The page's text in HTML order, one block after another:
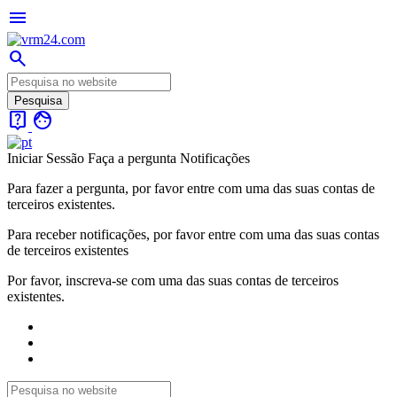
menu
search
live_help face
Iniciar Sessão Faça a pergunta Notificações
Para fazer a pergunta, por favor entre com uma das suas contas de
terceiros existentes.
Para receber notificações, por favor entre com uma das suas contas
de terceiros existentes
Por favor, inscreva-se com uma das suas contas de terceiros
existentes.